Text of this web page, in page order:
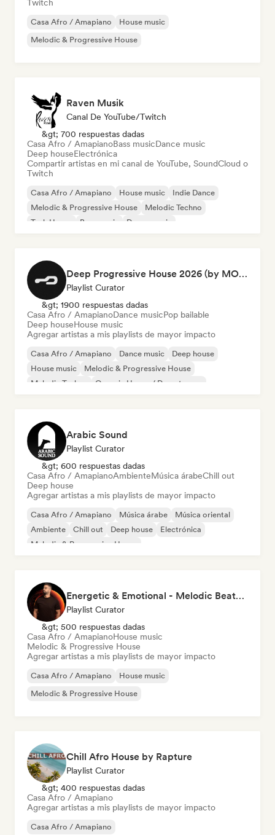
Twitch
Casa Afro / Amapiano
House music
Melodic & Progressive House
Raven Musik
Canal De YouTube/Twitch
&gt; 700 respuestas dadas
Casa Afro / AmapianoBass musicDance music
Deep houseElectrónica
Compartir artistas en mi canal de YouTube, SoundCloud o
Twitch
Casa Afro / Amapiano House music
Indie Dance
Melodic & Progressive House
Melodic Techno
Tech House
Bass music Dance music
Deep Progressive House 2026 (by MODERNDEEP)
Playlist Curator
&gt; 1900 respuestas dadas
Casa Afro / AmapianoDance musicPop bailable
Deep houseHouse music
Agregar artistas a mis playlists de mayor impacto
Casa Afro / Amapiano Dance music
Deep house
House music
Melodic & Progressive House
Melodic Techno
Organic House / Downtempo
Arabic Sound
Playlist Curator
&gt; 600 respuestas dadas
Casa Afro / AmapianoAmbienteMúsica árabeChill out
Deep house
Agregar artistas a mis playlists de mayor impacto
Casa Afro / Amapiano Música árabe
Música oriental
Ambiente
Chill out Deep house
Electrónica
Melodic & Progressive House
Energetic & Emotional - Melodic Beats by SAWAH
Playlist Curator
&gt; 500 respuestas dadas
Casa Afro / AmapianoHouse music
Melodic & Progressive House
Agregar artistas a mis playlists de mayor impacto
Casa Afro / Amapiano
House music
Melodic & Progressive House
Chill Afro House by Rapture
Playlist Curator
&gt; 400 respuestas dadas
Casa Afro / Amapiano
Agregar artistas a mis playlists de mayor impacto
Casa Afro / Amapiano